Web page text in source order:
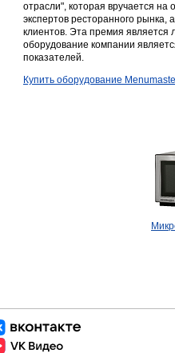
отрасли", которая вручается
экспертов ресторанного
клиентов. Эта премия является
оборудование компании
показателей.
Купить оборудование